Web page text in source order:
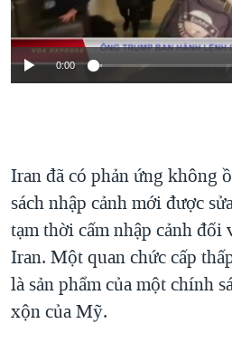
"Tìm"NGƯỜI VIỆT HẢI NGOẠI
ĐỜI SỐNG
KINH TẾ
VĂN HOÁ
THỂ THAO
GIÁO DỤC
TẠI
HÀNH TRÌNH BẦU CỬ 2024
MỘT NĂM CHIẾN TRANH TẠI
TRỊNH VĨNH BÌNH - NGƯỜI HẠ
GROUND ZERO – XƯA VÀ NAY
CHI PHÍ CHIẾN TRANH
CÁC GIÁ TRỊ CỘNG HÒA Ở
THƯỢNG ĐỈNH TRUMP-KIM TẠI
NGHE
Ngôn ngữ khác
0:00
Iran đã có phản ứng không
sách nhập cảnh mới được
tạm thời cấm nhập cảnh
Iran. Một quan chức cấp
là sản phẩm của một chính
xộn của Mỹ.